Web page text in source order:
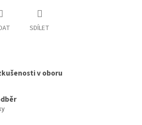
SDÍLET
v oboru